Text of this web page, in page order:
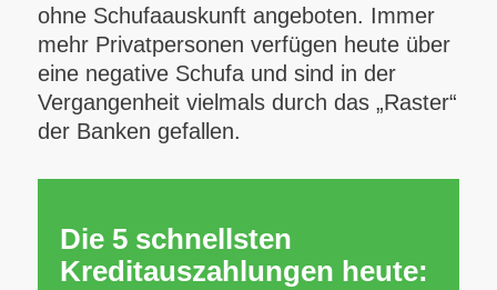
ohne Schufaauskunft angeboten. Immer
mehr Privatpersonen verfügen heute über
eine negative Schufa und sind in der
Vergangenheit vielmals durch das „Raster“
der Banken gefallen.
Die 5 schnellsten
Kreditauszahlungen heute: